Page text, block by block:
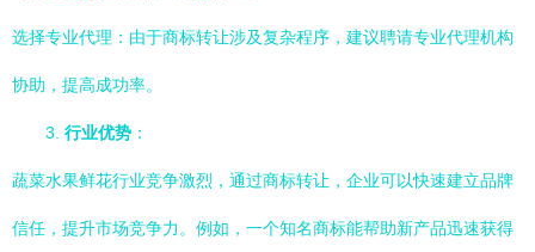
选择专业代理：由于商标转让涉及复杂程序，建议聘请专业代理机构
协助，提高成功率。
3. 行业优势 ：
蔬菜水果鲜花行业竞争激烈，通过商标转让，企业可以快速建立品牌
信任，提升市场竞争力。例如，一个知名商标能帮助新产品迅速获得